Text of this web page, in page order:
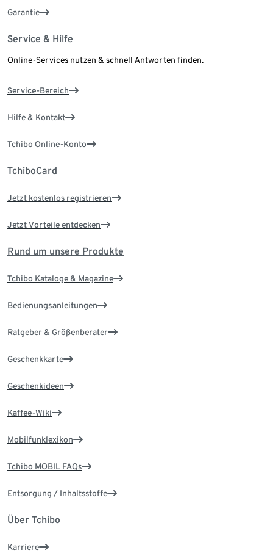
Garantie
Service & Hilfe
Online-Services nutzen & schnell Antworten finden.
Service-Bereich
Hilfe & Kontakt
Tchibo Online-Konto
TchiboCard
Jetzt kostenlos registrieren
Jetzt Vorteile entdecken
Rund um unsere Produkte
Tchibo Kataloge & Magazine
Bedienungsanleitungen
Ratgeber & Größenberater
Geschenkkarte
Geschenkideen
Kaffee-Wiki
Mobilfunklexikon
Tchibo MOBIL FAQs
Entsorgung / Inhaltsstoffe
Über Tchibo
Karriere